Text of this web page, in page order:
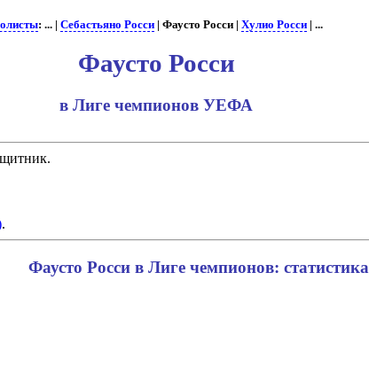
: ... | Себастьяно Росси| Фаусто Росси | Хулио Росси| ...
Фаусто Росси
в Лиге чемпионов УЕФА
.
Фаусто Росси в Лиге чемпионов: статистика